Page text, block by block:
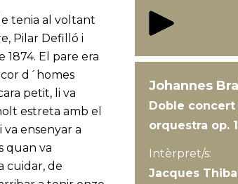
tenia al voltant
Pilar Defilló i
El pare era
cor d´homes
petit, li va
estreta amb el
ensenyar a
quan va
cuidar, de
Johannes
Doble
orquestra op.
Intèrpret/s:
Jacques